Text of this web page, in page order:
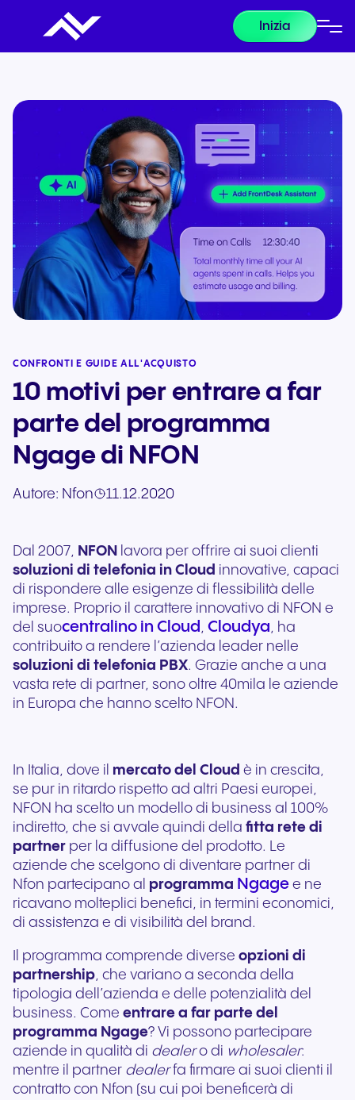
Inizia
CONFRONTI E GUIDE ALL'ACQUISTO
10 motivi per entrare a far
parte del programma
Ngage di NFON
Autore: Nfon 11.12.2020
Dal 2007, NFON lavora per offrire ai suoi clienti
soluzioni di telefonia in Cloud innovative, capaci
di rispondere alle esigenze di flessibilità delle
imprese. Proprio il carattere innovativo di NFON e
del suocentralino in Cloud , Cloudya, ha
contribuito a rendere l’azienda leader nelle
soluzioni di telefonia PBX. Grazie anche a una
vasta rete di partner, sono oltre 40mila le aziende
in Europa che hanno scelto NFON.
In Italia, dove il mercato del Cloud è in crescita,
se pur in ritardo rispetto ad altri Paesi europei,
NFON ha scelto un modello di business al 100%
indiretto, che si avvale quindi della fitta rete di
partner per la diffusione del prodotto. Le
aziende che scelgono di diventare partner di
Nfon partecipano al programma Ngage e ne
ricavano molteplici benefici, in termini economici,
di assistenza e di visibilità del brand.
Il programma comprende diverse opzioni di
partnership, che variano a seconda della
tipologia dell’azienda e delle potenzialità del
business. Come entrare a far parte del
programma Ngage? Vi possono partecipare
aziende in qualità di dealero di wholesaler:
mentre il partner dealerfa firmare ai suoi clienti il
contratto con Nfon (su cui poi beneficerà di